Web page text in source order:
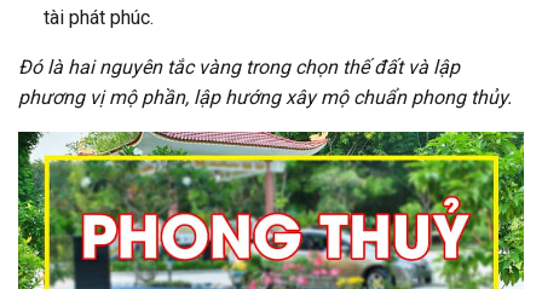
tài phát phúc.
Đó là hai nguyên tắc vàng trong chọn thế đất và lập
phương vị mộ phần, lập hướng xây mộ chuẩn phong thủy.